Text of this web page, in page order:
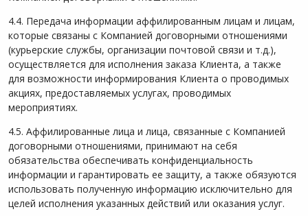
4.4. Передача информации аффилированным лицам и лицам,
которые связаны с Компанией договорными отношениями
(курьерские службы, организации почтовой связи и т.д.),
осуществляется для исполнения заказа Клиента, а также
для возможности информирования Клиента о проводимых
акциях, предоставляемых услугах, проводимых
мероприятиях.
4.5. Аффилированные лица и лица, связанные с Компанией
договорными отношениями, принимают на себя
обязательства обеспечивать конфиденциальность
информации и гарантировать ее защиту, а также обязуются
использовать полученную информацию исключительно для
целей исполнения указанных действий или оказания услуг.